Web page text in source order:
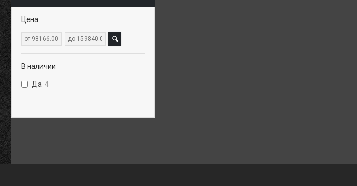
Цена
В наличии
Да 4